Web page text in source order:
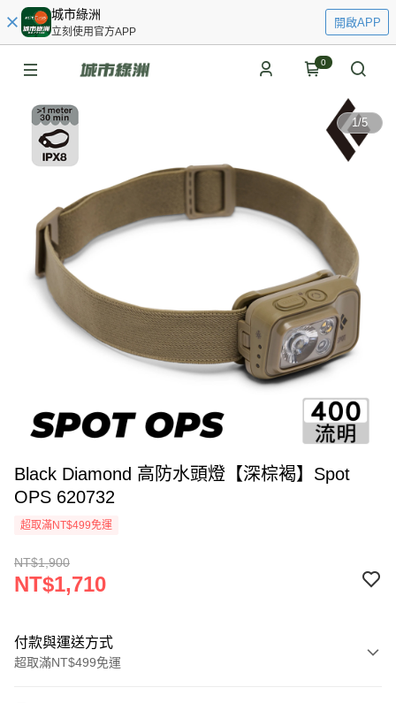
城市綠洲
立刻使用官方APP
開啟APP
0
1/5
Black Diamond 高防水頭燈【深棕褐】Spot
OPS 620732
超取滿NT$499免運
NT$1,900
NT$1,710
付款與運送方式
超取滿NT$499免運